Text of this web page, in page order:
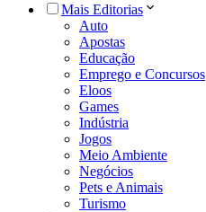
Mais Editorias
Auto
Apostas
Educação
Emprego e Concursos
Eloos
Games
Indústria
Jogos
Meio Ambiente
Negócios
Pets e Animais
Turismo